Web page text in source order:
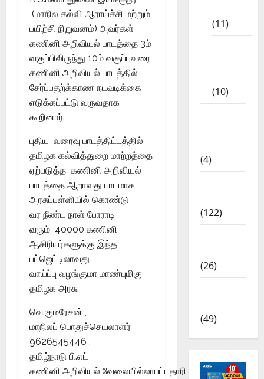
(மாநில கல்வி ஆராய்ச்சி மற்றும்
பயிற்சி நிறுவனம்) அவர்கள்
கணினி அறிவியல் பாடத்தை 3ம்
வகுப்பிலிருந்து 10ம் வகுப்புவரை
கணினி அறிவியல் பாடத்தில்
சேர்ப்பதற்க்காண நடவடிக்கை
எடுக்கப்பட்டு வருவதாக
கூறினார்.
புதிய வரைவு பாடத்திட்டத்தில்
தமிழக கல்வித்துறை மாற்றத்தை
ஏற்படுத்த கணினி அறிவியல்
பாடத்தை ஆறாவது பாடமாக
அரசுப்பள்ளியில் கொண்டு
வர நீண்ட நாள் போராடி
வரும் 40000 கணினி
ஆசிரியர்களுக்கு இந்த
பட்ஜெட்டிலாவது
வாய்ப்பு வழங்குமா மாண்புமிகு
தமிழக அரசு.
வெ.குமரேசன் ,
மாநிலப் பொதுச்செயலாளர்
9626545446 ,
தமிழ்நாடு பி.எட்
கணினி அறிவியல் வேலையில்லாபட்டதாரி
(11)
(10)
(4)
(122)
(26)
(49)